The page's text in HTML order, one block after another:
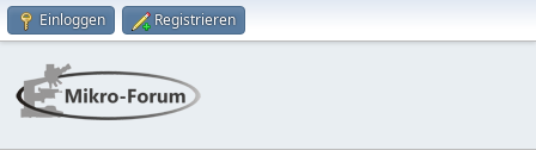
Einloggen Registrieren